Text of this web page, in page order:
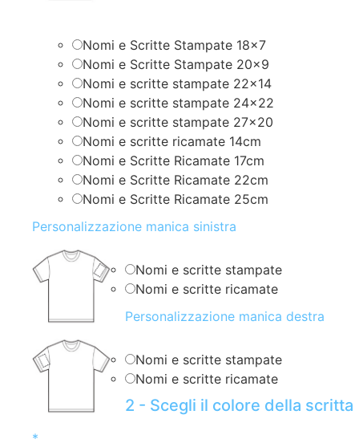
Nomi e Scritte Stampate 18×7
Nomi e Scritte Stampate 20×9
Nomi e scritte stampate 22×14
Nomi e scritte stampate 24×22
Nomi e scritte stampate 27×20
Nomi e scritte ricamate 14cm
Nomi e Scritte Ricamate 17cm
Nomi e Scritte Ricamate 22cm
Nomi e Scritte Ricamate 25cm
Personalizzazione manica sinistra
Nomi e scritte stampate
Nomi e scritte ricamate
Personalizzazione manica destra
Nomi e scritte stampate
Nomi e scritte ricamate
2 - Scegli il colore della scritta
*